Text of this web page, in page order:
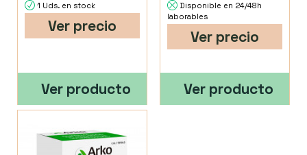
1 Uds. en stock
Ver precio
Ver producto
Disponible en 24/48h
laborables
Ver precio
Ver producto